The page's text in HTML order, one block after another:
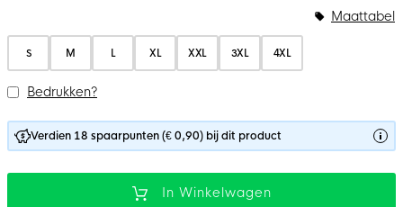
S M L XL XXL 3XL 4XL
Maattabel
Bedrukken?
Verdien 18 spaarpunten (€ 0,90) bij dit product
In Winkelwagen